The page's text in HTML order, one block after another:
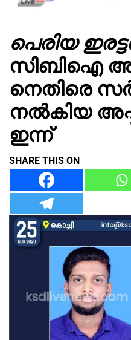
KSDLIVENEWS
പെരിയ
സിബിഐ
നെതിരെ
നൽകിയ
ഇന്ന്
SHARE THIS ON